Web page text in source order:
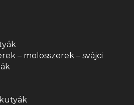
– molosszerek – svájci